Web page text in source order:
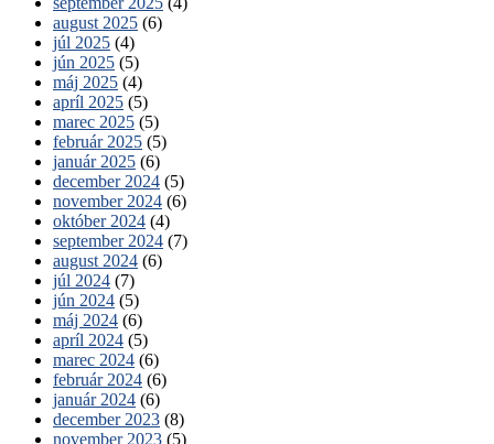
august 2025 (6)
júl 2025 (4)
jún 2025 (5)
máj 2025 (4)
apríl 2025 (5)
marec 2025 (5)
február 2025 (5)
január 2025 (6)
december 2024 (5)
november 2024 (6)
október 2024 (4)
september 2024 (7)
august 2024 (6)
júl 2024 (7)
jún 2024 (5)
máj 2024 (6)
apríl 2024 (5)
marec 2024 (6)
február 2024 (6)
január 2024 (6)
december 2023 (8)
november 2023 (5)